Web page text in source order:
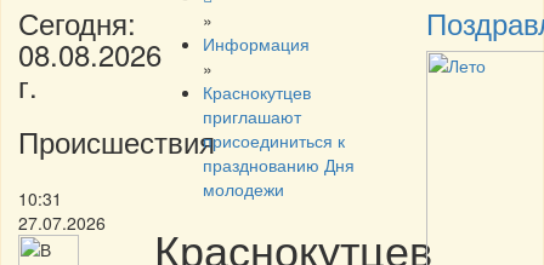
Сегодня:
08.08.2026
г.
Происшествия
10:31
27.07.2026
»
Информация
»
Краснокутцев
приглашают
присоединиться к
празднованию Дня
молодежи
Краснокутцев